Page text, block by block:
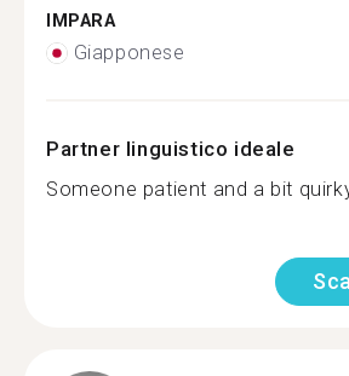
IMPARA
Giapponese
Partner linguistico ideale
Someone patient and a bit